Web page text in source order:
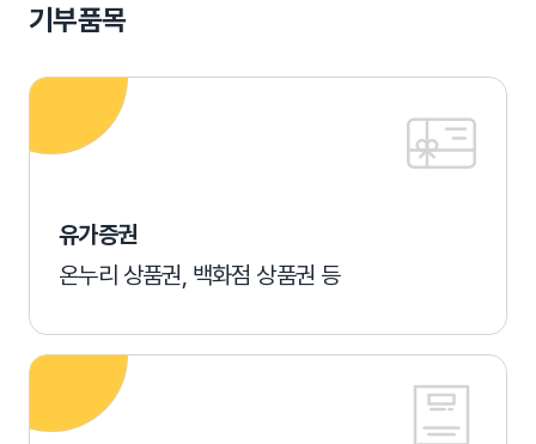
기부품목
유가증권
온누리 상품권, 백화점 상품권 등